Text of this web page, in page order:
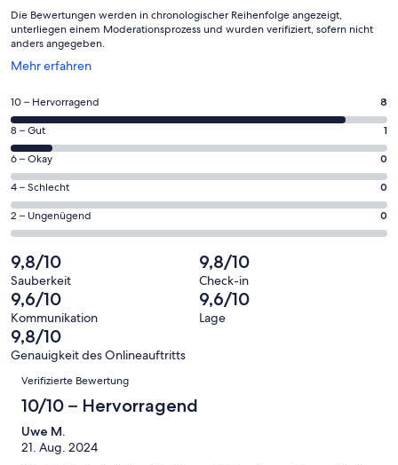
Die Bewertungen werden in chronologischer Reihenfolge angezeigt,
unterliegen einem Moderationsprozess und wurden verifiziert, sofern nicht
anders angegeben.
Mehr erfahren
Wird
einem
neuen
Fenster
geöffnet
8
von
insgesamt
9
Gästebewertungen
haben
eine
Bewertung
von
10
-
Hervorragend
10 – Hervorragend 8
1
von
insgesamt
9
Gästebewertungen
haben
Bewertung
von
8
-
Gut
8 – Gut 1
0
von
insgesamt
9
Gästebewertungen
haben
eine
Bewertung
von
6
-
Okay
6 – Okay 0
0
von
insgesamt
Gästebewertungen
haben
eine
Bewertung
von
4
4 – Schlecht 0
0
von
insgesamt
9
Gästebewertungen
haben
eine
Bewertung
2 – Ungenügend 0
9,8/10
Sauberkeit
9,8/10
Check-in
9,6/10
Kommunikation
9,6/10
Lage
9,8/10
Genauigkeit des Onlineauftritts
Bewertungen
Verifizierte Bewertung
10/10 – Hervorragend
Uwe M.
21. Aug. 2024